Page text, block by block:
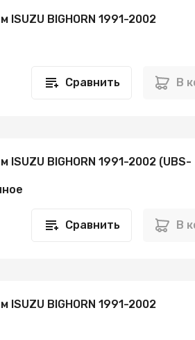
BIGHORN 1991-2002
Сравнить В
BIGHORN 1991-2002 (UBS-
Сравнить В
BIGHORN 1991-2002